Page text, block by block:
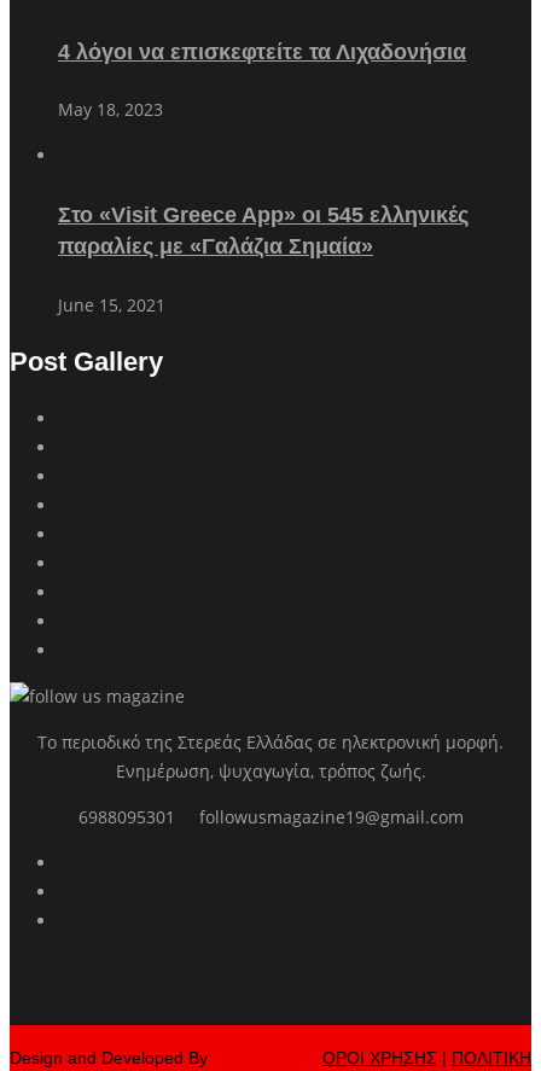
4 λόγοι να επισκεφτείτε τα Λιχαδονήσια
May 18, 2023
Στο «Visit Greece App» οι 545 ελληνικές
παραλίες με «Γαλάζια Σημαία»
June 15, 2021
Post Gallery
Το περιοδικό της Στερεάς Ελλάδας σε ηλεκτρονική μορφή.
Ενημέρωση, ψυχαγωγία, τρόπος ζωής.
6988095301 followusmagazine19@gmail.com
Design and Developed By
ΟΡΟΙ ΧΡΗΣΗΣ | ΠΟΛΙΤΙΚΗ